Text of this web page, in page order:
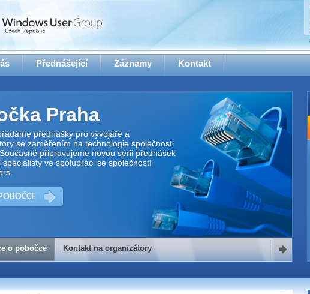
Přednášející Záznamy Kontakt
Praha
přednášky pro vývojáře a
se zaměřením na technologie společnosti
připravujeme novou sérii přednášek
specialisty ve spolupráci se společností
na organizátory
jakýkoliv dotaz na organizátory této akce,
nás kontaktovat na e-mailu:
o pobočce Kontakt na organizátory